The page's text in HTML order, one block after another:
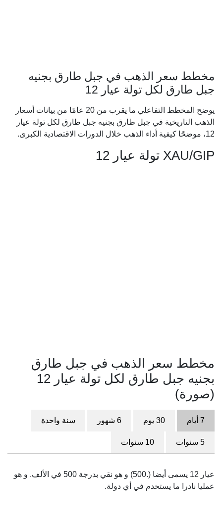
مخطط سعر الذهب في جبل طارق بجنيه
جبل طارق لكل تولة عيار 12
يوضح المخطط التفاعلي ما يقرب من 20 عامًا من بيانات أسعار
الذهب التاريخية في جبل طارق بجنيه جبل طارق لكل تولة عيار
12، موضحًا كيفية أداء الذهب خلال الدورات الاقتصادية الكبرى.
XAU/GIP تولة عيار 12
مخطط سعر الذهب في جبل طارق
بجنيه جبل طارق لكل تولة عيار 12
(صورة)
7 أيام 30 يوم 6 شهور سنة واحدة
5 سنوات 10 سنوات
عيار 12 يسمى أيضا (.500) و هو نقي بدرجة 500 في الألف. و هو
عمليا نادرا ما يستخدم في أي دولة.